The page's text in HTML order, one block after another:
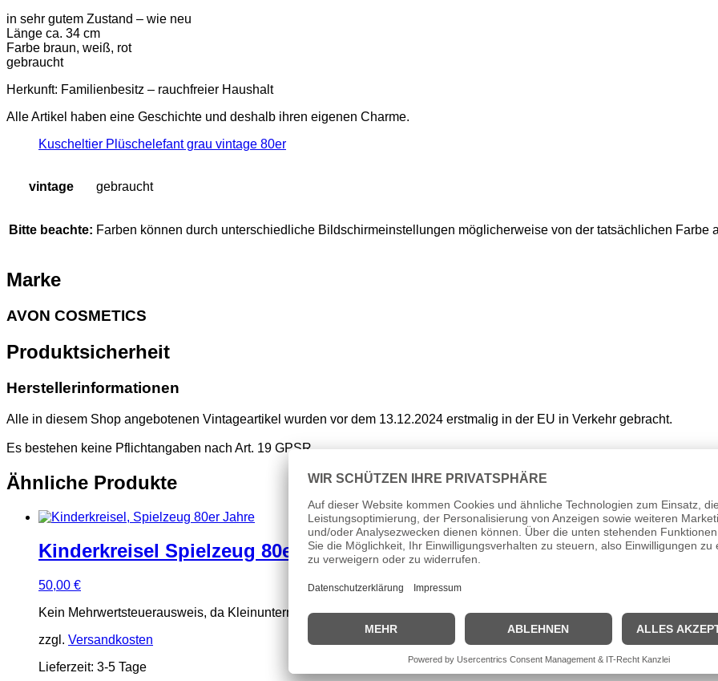
in sehr gutem Zustand – wie neu
Länge ca. 34 cm
Farbe braun, weiß, rot
gebraucht
Herkunft: Familienbesitz – rauchfreier Haushalt
Alle Artikel haben eine Geschichte und deshalb ihren eigenen Charme.
Kuscheltier Plüschelefant grau vintage 80er
vintage gebraucht
Bitte beachte: Farben können durch unterschiedliche Bildschirmeinstellungen möglicherweise von der tatsächlichen Farbe
Marke
AVON COSMETICS
Produktsicherheit
Herstellerinformationen
Alle in diesem Shop angebotenen Vintageartikel wurden vor dem 13.12.2024 erstmalig in der EU in Verkehr gebracht.
Es bestehen keine Pflichtangaben nach Art. 19 GPSR
Ähnliche Produkte
Kinderkreisel Spielzeug 80er Jahre
50,00 €
Kein Mehrwertsteuerausweis, da Kleinunternehmer nach §19 (1) UStG.
zzgl. Versandkosten
Lieferzeit: 3-5 Tage